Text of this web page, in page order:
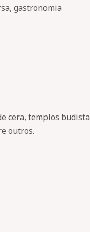
gastronomia
cera, templos budista
outros.